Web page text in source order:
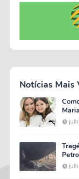
Notícias Mais
em